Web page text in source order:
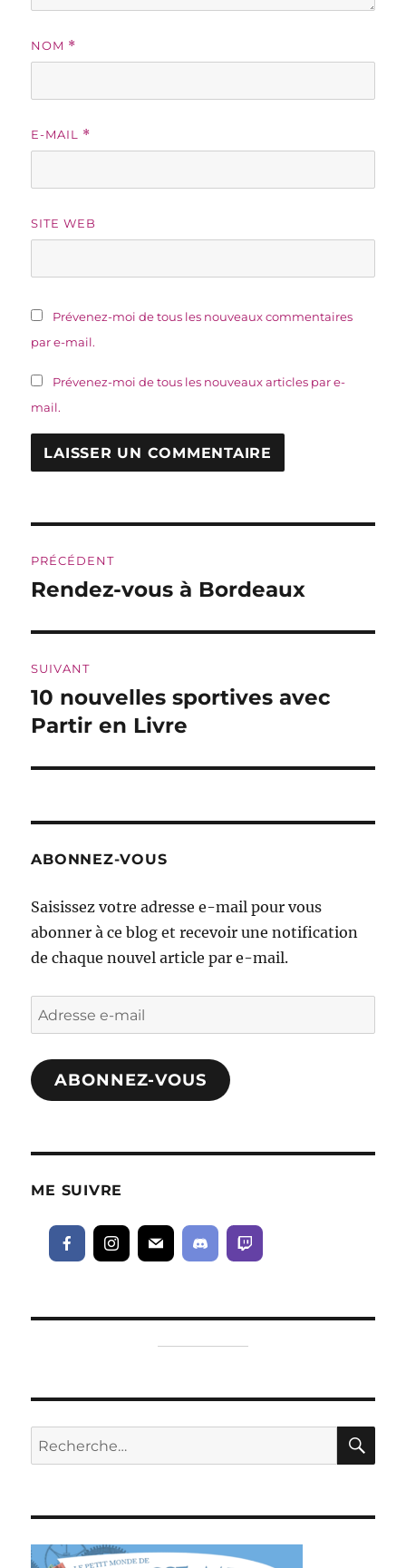
NOM *
E-MAIL *
SITE WEB
Prévenez-moi de tous les nouveaux commentaires
par e-mail.
Prévenez-moi de tous les nouveaux articles par e-
mail.
de
PRÉCÉDENT
Publication
Rendez-vous à Bordeaux
SUIVANT
Publication
suivante :
10 nouvelles sportives avec
Partir en Livre
ABONNEZ-VOUS
Saisissez votre adresse e-mail pour vous
abonner à ce blog et recevoir une notification
de chaque nouvel article par e-mail.
Adresse
e-
mail
ABONNEZ-VOUS
ME SUIVRE
Recherche
pour :